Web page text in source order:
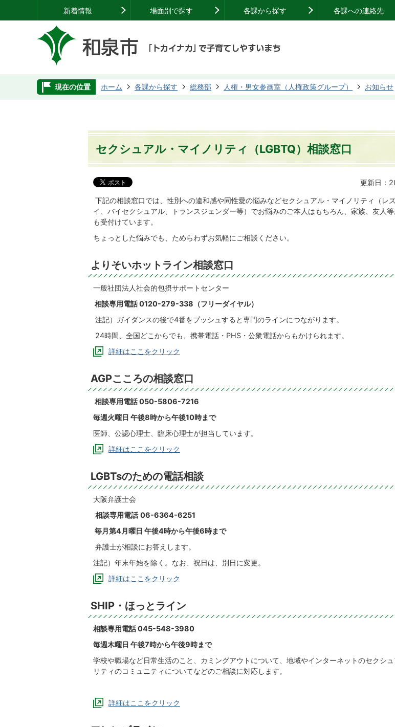
新着情報 場面別で探す 各課から探す 各課への連絡先
現在の位置 ホーム 各課から探す 総務部 人権・男女参画室（人権政策グループ） お知らせ
セクシュアル・マイノリティ（LGBTQ）相談窓口
更新日：
下記の相談窓口では、性別への違和感や同性愛の悩みなどセクシュアル・マイノリティ（レ
イ、バイセクシュアル、トランスジェンダー等）でお悩みのご本人はもちろん、家族、友人
も受付けています。
ちょっとした悩みでも、ためらわずお気軽にご相談ください。
よりそいホットライン相談窓口
一般社団法人社会的包摂サポートセンター
相談専用電話 0120-279-338（フリーダイヤル）
注記）ガイダンスの後で4番をプッシュすると専門のラインにつながります。
24時間、全国どこからでも、携帯電話・PHS・公衆電話からもかけられます。
詳細はここをクリック
AGPこころの相談窓口
相談専用電話 050-5806-7216
毎週火曜日 午後8時から午後10時まで
医師、公認心理士、臨床心理士が担当しています。
詳細はここをクリック
LGBTsのための電話相談
大阪弁護士会
相談専用電話 06-6364-6251
毎月第4月曜日 午後4時から午後6時まで
弁護士が相談にお答えします。
注記）年末年始を除く。なお、祝日は、別日に変更。
詳細はここをクリック
SHIP・ほっとライン
相談専用電話 045-548-3980
毎週木曜日 午後7時から午後9時まで
学校や職場など日常生活のこと、カミングアウトについて、地域やインターネットのセクシュ
リティのコミュニティについてなどのご相談に対応します。
詳細はここをクリック